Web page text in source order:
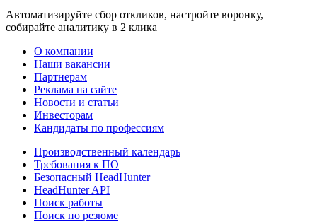
Автоматизируйте сбор откликов, настройте воронку,
собирайте аналитику в 2 клика
О компании
Наши вакансии
Партнерам
Реклама на сайте
Новости и статьи
Инвесторам
Кандидаты по профессиям
Производственный календарь
Требования к ПО
Безопасный HeadHunter
HeadHunter API
Поиск работы
Поиск по резюме